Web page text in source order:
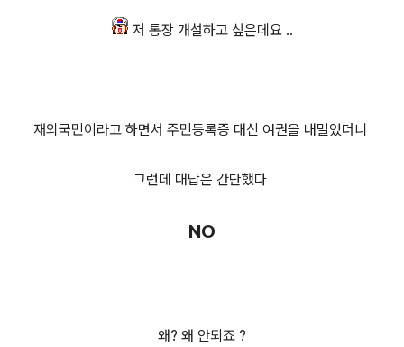
저 통장 개설하고 싶은데요 ..
재외국민이라고 하면서 주민등록증 대신 여권을 내밀었더니
그런데 대답은 간단했다
NO
왜? 왜 안되죠 ?